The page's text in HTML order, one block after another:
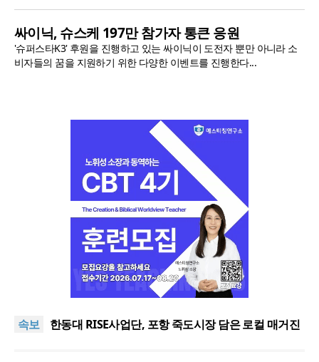
싸이닉, 슈스케 197만 참가자 통큰 응원
'슈퍼스타K3' 후원을 진행하고 있는 싸이닉이 도전자 뿐만 아니라 소
비자들의 꿈을 지원하기 위한 다양한 이벤트를 진행한다...
속보
느헤미야 연합기도회, ‘왕의 기도’로 나라·한국교회·다
여”
한동대 RISE사업단, 포항 죽도시장 담은 로컬 매거진